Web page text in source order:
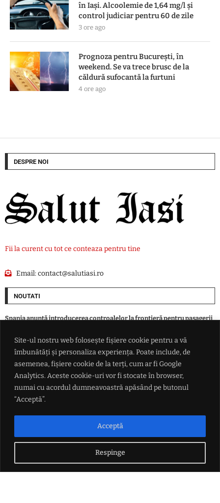
Site-ul nostru web folosește fișiere cookie pentru a vă
îmbunătăți și personaliza experiența. Poate include, de
asemenea, fișiere cookie de la terți, cum ar fi Google
Analytics. Aceste cookie-uri vor fi stocate în browser,
numai cu acordul dumneavoastră apăsând pe butonul
“Acceptă”.
Respinge
Acceptă
în Iași. Alcoolemie de 1,64 mg/l și
control judiciar pentru 60 de zile
3 ore ago
Prognoza pentru București, în
weekend. Se va trece brusc de la
căldură sufocantă la furtuni
4 ore ago
DESPRE NOI
Fii la curent cu tot ce conteaza pentru tine
Email:contact@salutiasi.ro
NOUTATI
Spania anunță introducerea controalelor la frontieră pentru pasagerii
Peste 100 de intervenții ale polițiștilor ieșeni într-o zi. Amenzi de peste
172.000 de lei și 37 de infracțiuni constatate
Astrele nu se aliniază deloc pentru Donald Trump. Instanța a blocat
construirea sălii de bal de la Casa Albă
Șofer de 45 de ani, prins băut la volan în Iași. Alcoolemie de 1,64 mg/l și